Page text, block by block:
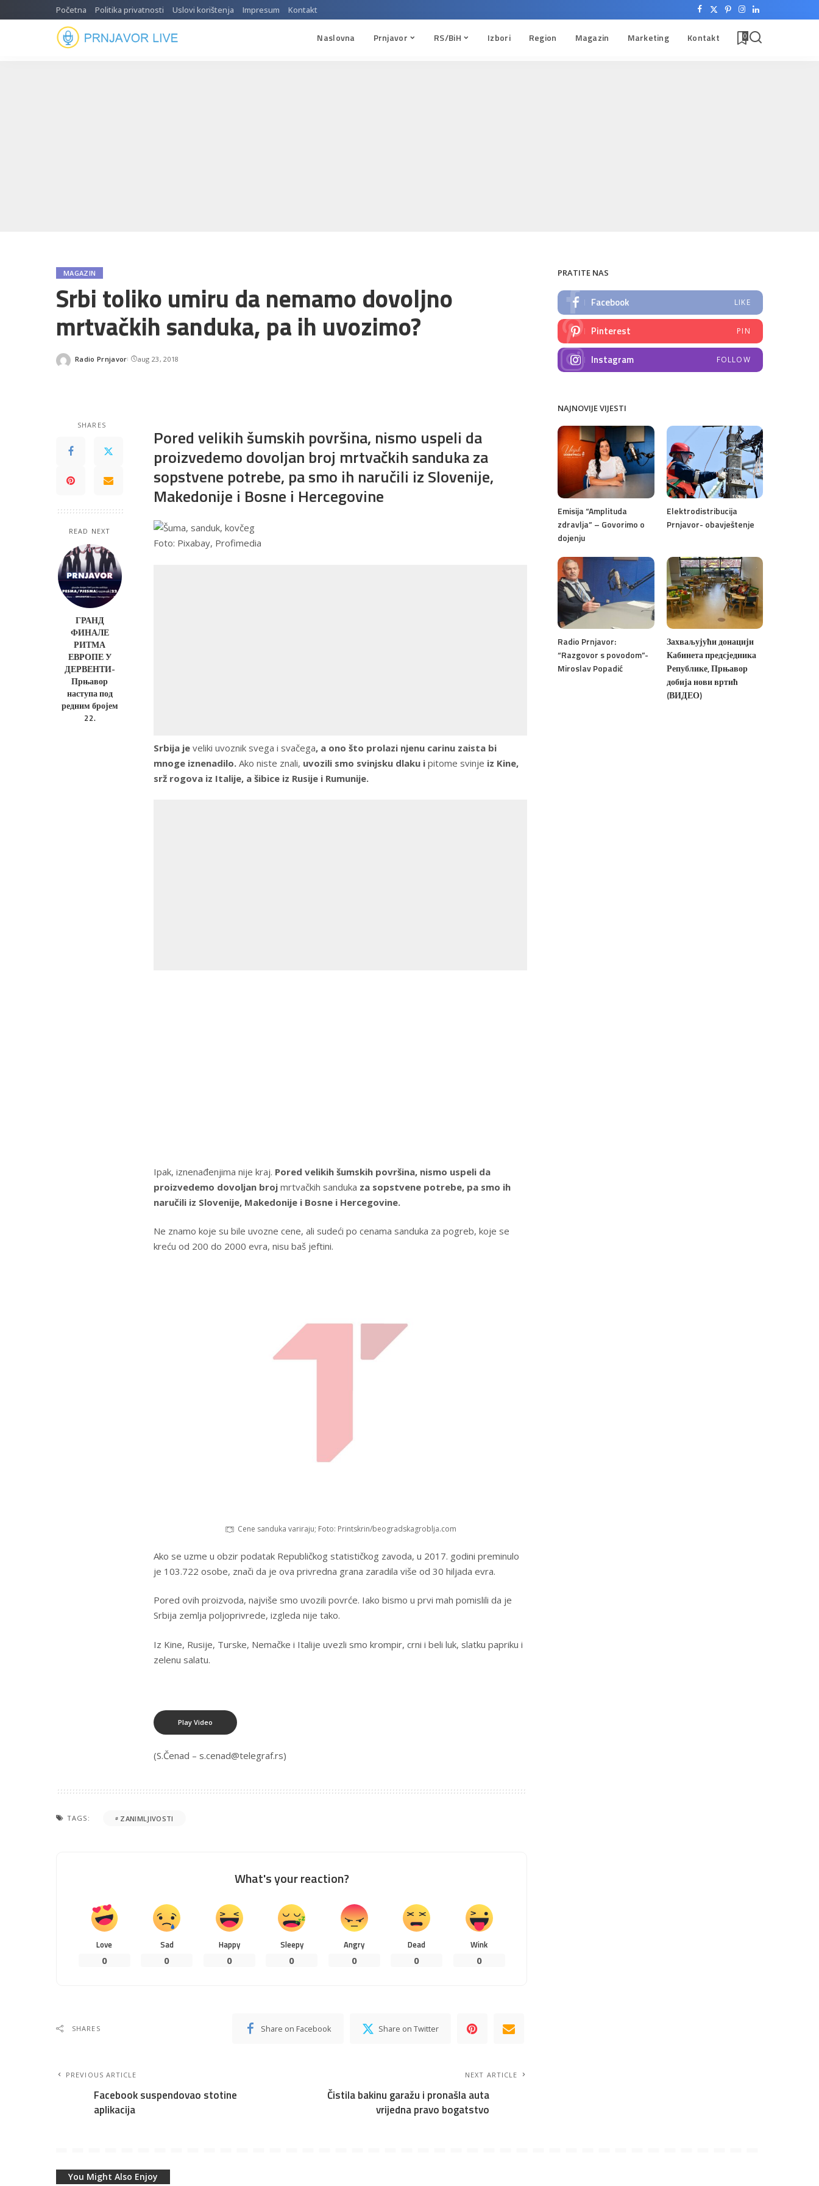
Početna Politika privatnosti Uslovi korištenja Impresum Kontakt
Naslovna Prnjavor RS/BiH Izbori Region Magazin Marketing Kontakt 0
MAGAZIN
Srbi toliko umiru da nemamo dovoljno
mrtvačkih sanduka, pa ih uvozimo?
Posted
Radio Prnjavor aug 23, 2018
SHARES
READ NEXT
ГРАНД
ФИНАЛЕ
РИТМА
ЕВРОПЕ У
ДЕРВЕНТИ-
Прњавор
наступа под
редним бројем
22.
Pored velikih šumskih površina, nismo uspeli da
proizvedemo dovoljan broj mrtvačkih sanduka za
sopstvene potrebe, pa smo ih naručili iz Slovenije,
Makedonije i Bosne i Hercegovine
Foto: Pixabay, Profimedia
Srbija je veliki uvoznik svega i svačega, a ono što prolazi njenu carinu zaista bi
mnoge iznenadilo. Ako niste znali, uvozili smo svinjsku dlaku i pitome svinje iz Kine,
srž rogova iz Italije, a šibice iz Rusije i Rumunije.
Ipak, iznenađenjima nije kraj. Pored velikih šumskih površina, nismo uspeli da
proizvedemo dovoljan broj mrtvačkih sanduka za sopstvene potrebe, pa smo ih
naručili iz Slovenije, Makedonije i Bosne i Hercegovine.
Ne znamo koje su bile uvozne cene, ali sudeći po cenama sanduka za pogreb, koje se
kreću od 200 do 2000 evra, nisu baš jeftini.
Cene sanduka variraju; Foto: Printskrin/beogradskagroblja.com
Ako se uzme u obzir podatak Republičkog statističkog zavoda, u 2017. godini preminulo
je 103.722 osobe, znači da je ova privredna grana zaradila više od 30 hiljada evra.
Pored ovih proizvoda, najviše smo uvozili povrće. Iako bismo u prvi mah pomislili da je
Srbija zemlja poljoprivrede, izgleda nije tako.
Iz Kine, Rusije, Turske, Nemačke i Italije uvezli smo krompir, crni i beli luk, slatku papriku i
zelenu salatu.
Play Video
(S.Čenad – s.cenad@telegraf.rs)
TAGS: ZANIMLJIVOSTI
What's your reaction?
Love
0
Sad
0
Happy
0
Sleepy
0
Angry
0
Dead
0
Wink
0
SHARES Share on Facebook Share on Twitter
PREVIOUS ARTICLE
Facebook suspendovao stotine
aplikacija
NEXT ARTICLE
Čistila bakinu garažu i pronašla auta
vrijedna pravo bogatstvo
PRATITE NAS
Facebook LIKE
Pinterest PIN
Instagram FOLLOW
NAJNOVIJE VIJESTI
Emisija “Amplituda
zdravlja” – Govorimo o
dojenju
Elektrodistribucija
Prnjavor- obavještenje
Radio Prnjavor:
“Razgovor s povodom”-
Miroslav Popadić
Захваљујући донацији
Кабинета предсједника
Републике, Прњавор
добија нови вртић
(ВИДЕО)
You Might Also Enjoy